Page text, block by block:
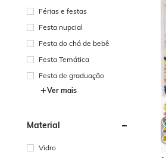
Férias e festas
Festa nupcial
Festa do chá de bebê
Festa Temática
Festa de graduação
Ver mais
Material
Vidro